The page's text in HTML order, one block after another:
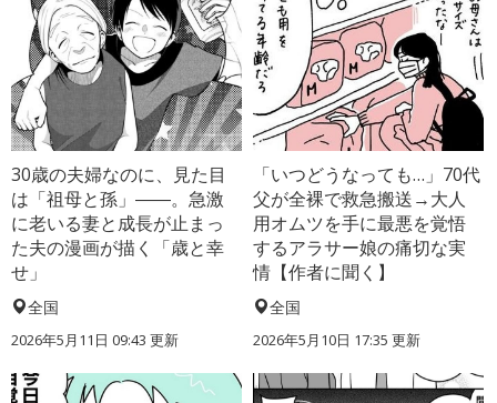
30歳の夫婦なのに、見た目
は「祖母と孫」――。急激
に老いる妻と成長が止まっ
た夫の漫画が描く「歳と幸
せ」
全国
2026年5月11日 09:43 更新
「いつどうなっても…」70代
父が全裸で救急搬送→大人
用オムツを手に最悪を覚悟
するアラサー娘の痛切な実
情【作者に聞く】
全国
2026年5月10日 17:35 更新